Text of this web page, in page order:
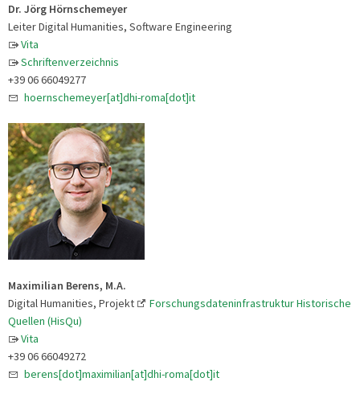
Dr. Jörg Hörnschemeyer
Leiter Digital Humanities, Software Engineering
Vita
Schriftenverzeichnis
+39 06 66049277
hoernschemeyer[at]dhi-roma[dot]it
Maximilian Berens, M.A.
Digital Humanities, Projekt
Forschungsdateninfrastruktur Historische
Quellen (HisQu)
Vita
+39 06 66049272
berens[dot]maximilian[at]dhi-roma[dot]it